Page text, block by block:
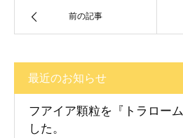
前の記事
最近のお知らせ
フアイア顆粒を『トラロー
した。